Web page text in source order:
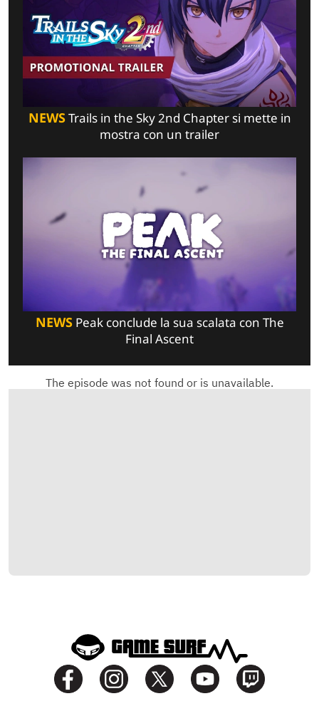
NEWSTrails in the Sky 2nd Chapter si mette in
mostra con un trailer
NEWSPeak conclude la sua scalata con The
Final Ascent